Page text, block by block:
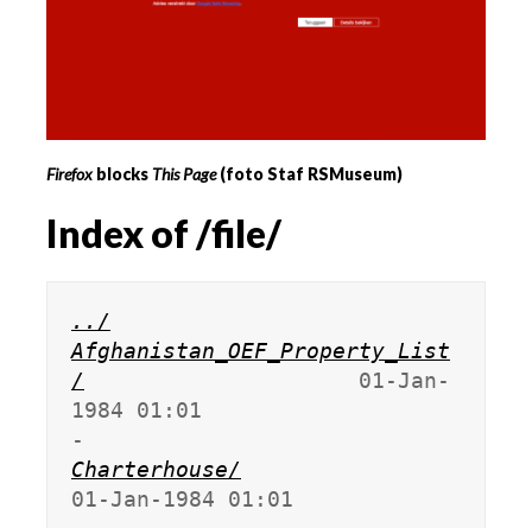
FirefoxblocksThis Page(foto Staf RSMuseum)
Index of /file/
../
Afghanistan_OEF_Property_List
/
                     01-Jan-
1984 01:01
Charterhouse/
01-Jan-1984 01:01